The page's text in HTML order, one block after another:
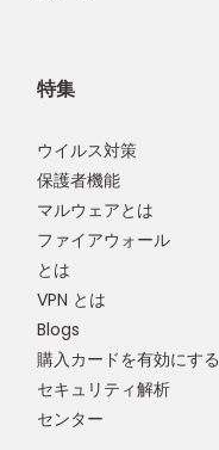
特集
ウイルス対策
保護者機能
マルウェアとは
ファイアウォール
とは
VPN とは
Blogs
購入カードを有効にする
セキュリティ解析
センター